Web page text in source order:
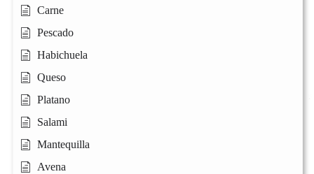
Carne
Pescado
Habichuela
Queso
Platano
Salami
Mantequilla
Avena